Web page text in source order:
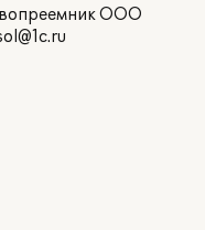
ООО